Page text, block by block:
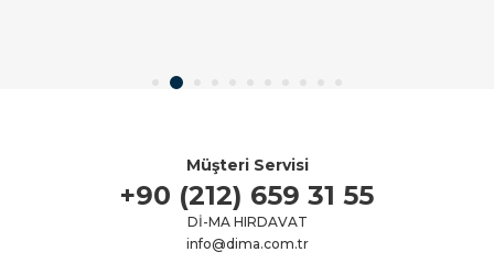
Müşteri Servisi
+90 (212) 659 31 55
Dİ-MA HIRDAVAT
info@dima.com.tr